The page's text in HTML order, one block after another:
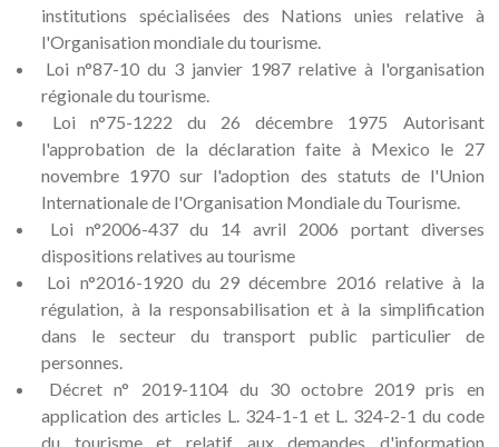
institutions spécialisées des Nations unies relative à
l'Organisation mondiale du tourisme.
Loi n°87-10 du 3 janvier 1987 relative à l'organisation
régionale du tourisme.
Loi n°75-1222 du 26 décembre 1975 Autorisant
l'approbation de la déclaration faite à Mexico le 27
novembre 1970 sur l'adoption des statuts de l'Union
Internationale de l'Organisation Mondiale du Tourisme.
Loi n°2006-437 du 14 avril 2006 portant diverses
dispositions relatives au tourisme
Loi n°2016-1920 du 29 décembre 2016 relative à la
régulation, à la responsabilisation et à la simplification
dans le secteur du transport public particulier de
personnes.
Décret n° 2019-1104 du 30 octobre 2019 pris en
application des articles L. 324-1-1 et L. 324-2-1 du code
du tourisme et relatif aux demandes d'information